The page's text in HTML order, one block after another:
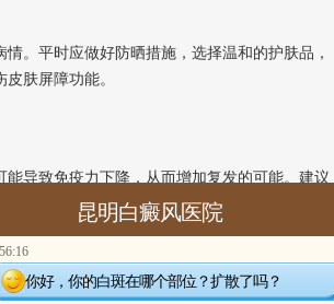
平时应做好防晒措施，选择温和的护肤品，
肤屏障功能。
导致免疫力下降，从而增加复发的可能。建议
昆明白癜风医院
你好，你的白斑在哪个部位？扩散了吗？